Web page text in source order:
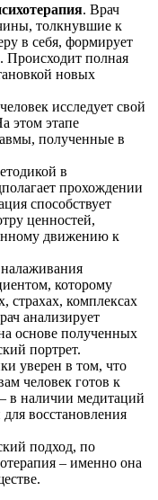
. Врач
толкнувшие к
в себя, формирует
Происходит полная
новых
исследует свой
этом этапе
полученные в
в
прохождении
способствует
ценностей,
движению к
налаживания
которому
страхах, комплексах
анализирует
основе полученных
портрет.
уверен в том, что
человек готов к
в наличии медитаций
восстановления
подход, по
– именно она